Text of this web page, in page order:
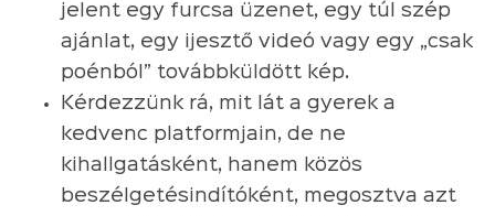
jelent egy furcsa üzenet, egy túl szép
ajánlat, egy ijesztő videó vagy egy „csak
poénból” továbbküldött kép.
Kérdezzünk rá, mit lát a gyerek a
kedvenc platformjain, de ne
kihallgatásként, hanem közös
beszélgetésindítóként, megosztva azt